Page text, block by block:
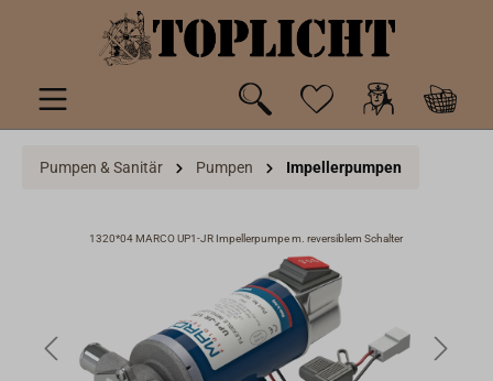
springen
Pumpen & Sanitär Pumpen Impellerpumpen
1320*04 MARCO UP1-JR Impellerpumpe m. reversiblem Schalter